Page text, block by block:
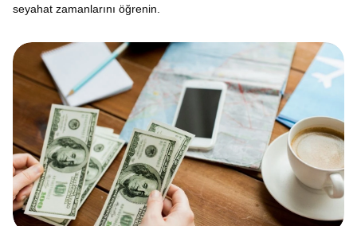
seyahat zamanlarını öğrenin.